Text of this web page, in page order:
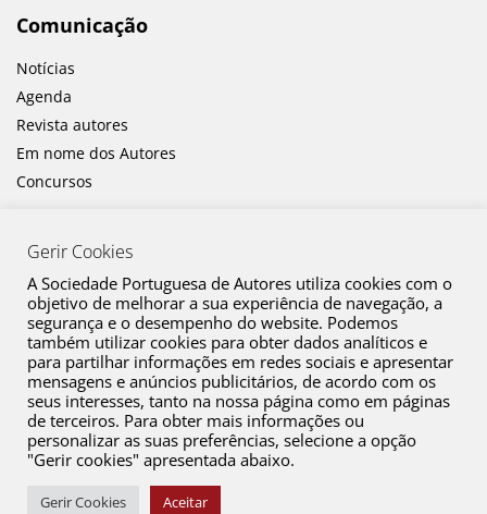
Comunicação
Notícias
Agenda
Revista autores
Em nome dos Autores
Concursos
Canal de Denúncia
Plano de Prevenção de Riscos de Corrupção e Infrações Conexas
Política de Privacidade
Política de Cookies
Copyright © 2026 SPA. Todos os direitos reservados
Gerir Cookies
A Sociedade Portuguesa de Autores utiliza cookies com o
objetivo de melhorar a sua experiência de navegação, a
segurança e o desempenho do website. Podemos
também utilizar cookies para obter dados analíticos e
para partilhar informações em redes sociais e apresentar
mensagens e anúncios publicitários, de acordo com os
seus interesses, tanto na nossa página como em páginas
de terceiros. Para obter mais informações ou
personalizar as suas preferências, selecione a opção
"Gerir cookies" apresentada abaixo.
Gerir Cookies Aceitar